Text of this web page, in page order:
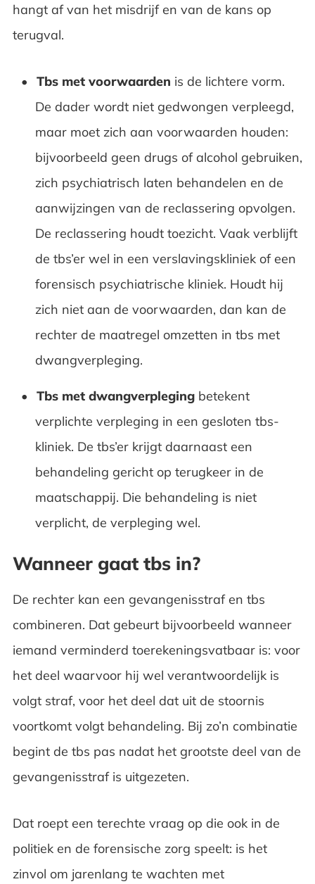
hangt af van het misdrijf en van de kans op
terugval.
Tbs met voorwaarden is de lichtere vorm.
De dader wordt niet gedwongen verpleegd,
maar moet zich aan voorwaarden houden:
bijvoorbeeld geen drugs of alcohol gebruiken,
zich psychiatrisch laten behandelen en de
aanwijzingen van de reclassering opvolgen.
De reclassering houdt toezicht. Vaak verblijft
de tbs’er wel in een verslavingskliniek of een
forensisch psychiatrische kliniek. Houdt hij
zich niet aan de voorwaarden, dan kan de
rechter de maatregel omzetten in tbs met
dwangverpleging.
Tbs met dwangverplegingbetekent
verplichte verpleging in een gesloten tbs-
kliniek. De tbs’er krijgt daarnaast een
behandeling gericht op terugkeer in de
maatschappij. Die behandeling is niet
verplicht, de verpleging wel.
Wanneer gaat tbs in?
De rechter kan een gevangenisstraf en tbs
combineren. Dat gebeurt bijvoorbeeld wanneer
iemand verminderd toerekeningsvatbaar is: voor
het deel waarvoor hij wel verantwoordelijk is
volgt straf, voor het deel dat uit de stoornis
voortkomt volgt behandeling. Bij zo’n combinatie
begint de tbs pas nadat het grootste deel van de
gevangenisstraf is uitgezeten.
Dat roept een terechte vraag op die ook in de
politiek en de forensische zorg speelt: is het
zinvol om jarenlang te wachten met